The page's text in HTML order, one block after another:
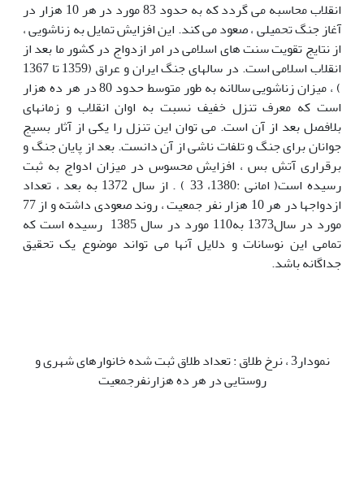
انقلاب محاسبه می گردد که به حدود 83 مورد در هر 10 هزار در
آغاز جنگ تحمیلی ، صعود می کند. این افزایش تمایل به زناشویی ،
از نتایج تقویت سنت های اسلامی در امر ازدواج در کشور ما بعد از
انقلاب اسلامی است. در سالهای جنگ ایران و عراق (1359 تا 1367
) ، میزان زناشویی سالانه به طور متوسط حدود 80 در هر ده هزار
است که معرف تنزل خفیف نسبت به اوان انقلاب و زمانهای
بلافصل بعد از آن است. می توان این تنزل را یکی از آثار بسیج
جوانان برای جنگ و تلفات ناشی از آن دانست. بعد از پایان جنگ و
برقراری آتش بس ، افزایش محسوس در میزان ادواج به ثبت
رسیده است( امانی :1380، 33 ) . از سال 1372 به بعد ، تعداد
ازدواجها در هر 10 هزار نفر جمعیت ، روند صعودی داشته و از 77
مورد در سال1373 به110 مورد در سال 1385 رسیده است که
تمامی این نوسانات و دلایل آنها می تواند موضوع یک تحقیق
جداگانه باشد.
نمودار3 ، نرخ طلاق : تعداد طلاق ثبت شده خانوارهای شهری و
روستایی در هر ده هزارنفرجمعیت